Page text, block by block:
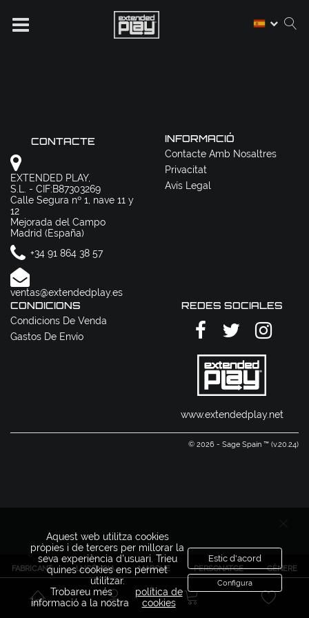
FABRICANT LLICÈNCIA MARQUE PERSONATGE GÈNERE
CONTACTE
EXTENDED PLAY,
S.L. - CIF:B87303269
Calle Segura nº 1, nave 11 y
12
Mejorada del Campo
Madrid (España)
+34 91 864 38 57
ventas@extendedplay.es
INFORMACIÓ
Contacte Amb Nosaltres
Privacitat
Avís Legal
CONDICIONS
Condicions De Venda
Gastos De Envío
REDES SOCIALES
www.extendedplay.net
© 2026 - Sage Spain ™ (v.20.24)
Aquest web utilitza cookies
pròpies i de tercers per millorar la
seva experiència d'usuari. Trieu
quines cookies ens permet
utilitzar.
Trobareu més
informació a la nostra
política de
cookies
Estic d'acord
Configura